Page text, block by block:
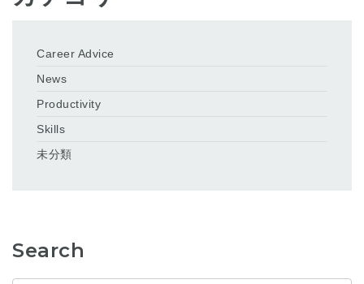
Career Advice
News
Productivity
Skills
未分類
Search